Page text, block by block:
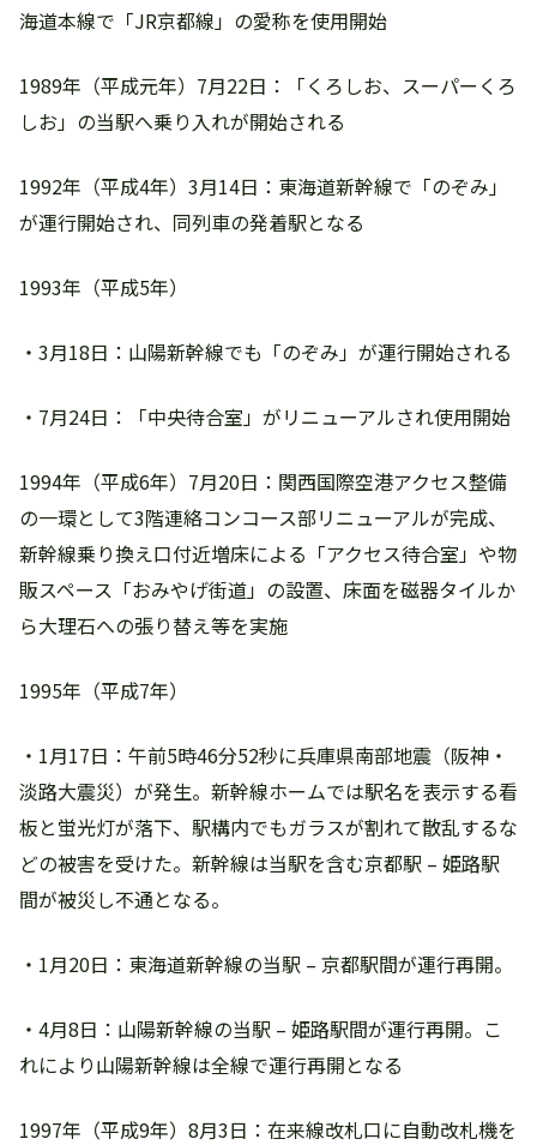
海道本線で「JR京都線」の愛称を使用開始
1989年（平成元年）7月22日：「くろしお、スーパーくろ
しお」の当駅へ乗り入れが開始される
1992年（平成4年）3月14日：東海道新幹線で「のぞみ」
が運行開始され、同列車の発着駅となる
1993年（平成5年）
・3月18日：山陽新幹線でも「のぞみ」が運行開始される
・7月24日：「中央待合室」がリニューアルされ使用開始
1994年（平成6年）7月20日：関西国際空港アクセス整備
の一環として3階連絡コンコース部リニューアルが完成、
新幹線乗り換え口付近増床による「アクセス待合室」や物
販スペース「おみやげ街道」の設置、床面を磁器タイルか
ら大理石への張り替え等を実施
1995年（平成7年）
・1月17日：午前5時46分52秒に兵庫県南部地震（阪神・
淡路大震災）が発生。新幹線ホームでは駅名を表示する看
板と蛍光灯が落下、駅構内でもガラスが割れて散乱するな
どの被害を受けた。新幹線は当駅を含む京都駅 – 姫路駅
間が被災し不通となる。
・1月20日：東海道新幹線の当駅 – 京都駅間が運行再開。
・4月8日：山陽新幹線の当駅 – 姫路駅間が運行再開。こ
れにより山陽新幹線は全線で運行再開となる
1997年（平成9年）8月3日：在来線改札口に自動改札機を